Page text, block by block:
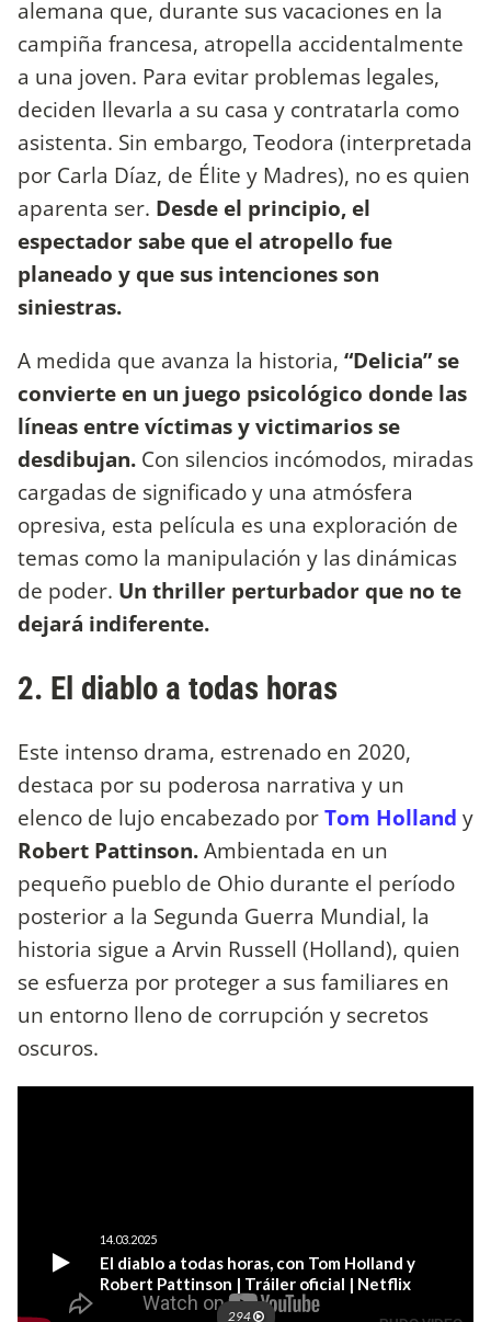
alemana que, durante sus vacaciones en la
campiña francesa, atropella accidentalmente
a una joven. Para evitar problemas legales,
deciden llevarla a su casa y contratarla como
asistenta. Sin embargo, Teodora (interpretada
por Carla Díaz, de Élite y Madres), no es quien
aparenta ser. Desde el principio, el
espectador sabe que el atropello fue
planeado y que sus intenciones son
siniestras.
A medida que avanza la historia, “Delicia” se
convierte en un juego psicológico donde las
líneas entre víctimas y victimarios se
desdibujan. Con silencios incómodos, miradas
cargadas de significado y una atmósfera
opresiva, esta película es una exploración de
temas como la manipulación y las dinámicas
de poder. Un thriller perturbador que no te
dejará indiferente.
2. El diablo a todas horas
Este intenso drama, estrenado en 2020,
destaca por su poderosa narrativa y un
elenco de lujo encabezado porTom Holland y
Robert Pattinson.Ambientada en un
pequeño pueblo de Ohio durante el período
posterior a la Segunda Guerra Mundial, la
historia sigue a Arvin Russell (Holland), quien
se esfuerza por proteger a sus familiares en
un entorno lleno de corrupción y secretos
oscuros.